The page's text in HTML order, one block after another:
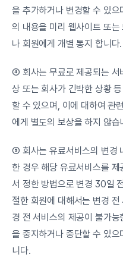
을 추가하거나 변경할 수 있
의 내용을 미리 웹사이트 또
나 회원에게 개별 통지 합니다.
④ 회사는 무료로 제공되는 서
상 또는 회사가 긴박한 상황
할 수 있으며, 이에 대하여 관
에게 별도의 보상을 하지 않습
⑤ 회사는 유료서비스의 변경
한 경우 해당 유료서비스를
서 정한 방법으로 변경 30일
절한 회원에 대해서는 변경
경 전 서비스의 제공이 불가
을 중지하거나 중단할 수 있
니다.